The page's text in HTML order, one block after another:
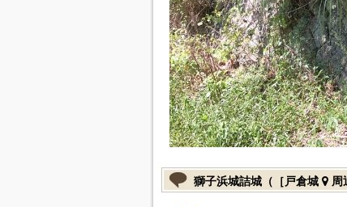
獅子浜城詰城（［戸倉城 周